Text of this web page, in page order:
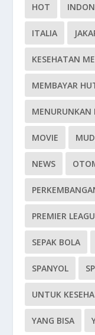
HOT
ITALIA
KESEHATAN
MEMBAYAR
MENURUNKAN
MOVIE
NEWS
PREMIER
SEPAK BOLA
SPANYOL
UNTUK
YANG BISA